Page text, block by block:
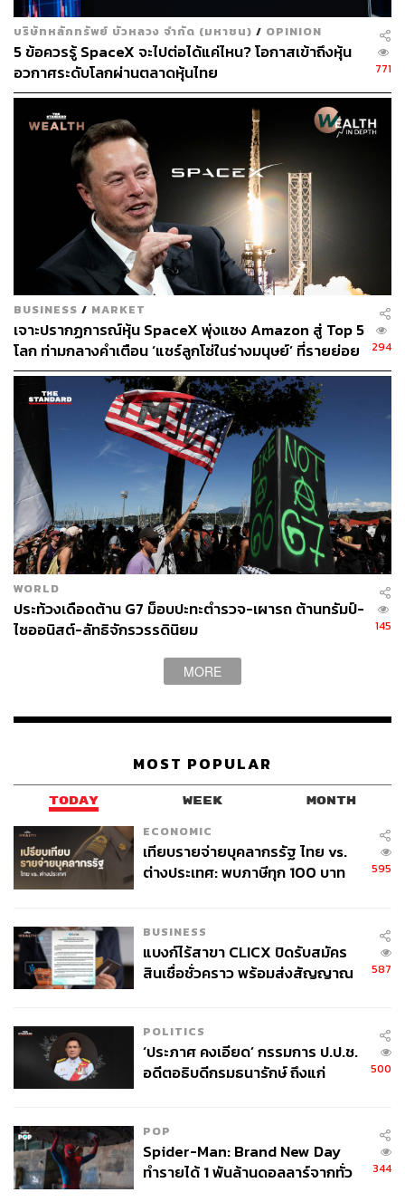
บริษัทหลักทรัพย์ บัวหลวง จำกัด (มหาชน) / OPINION
5 ข้อควรรู้ SpaceX จะไปต่อได้แค่ไหน? โอกาสเข้าถึงหุ้น
อวกาศระดับโลกผ่านตลาดหุ้นไทย
771
BUSINESS / MARKET
เจาะปรากฏการณ์หุ้น SpaceX พุ่งแซง Amazon สู่ Top 5
โลก ท่ามกลางคำเตือน ‘แชร์ลูกโซ่ในร่างมนุษย์’ ที่รายย่อย
ถูกบังคับให้เล่น
294
WORLD
ประท้วงเดือดต้าน G7 ม็อบปะทะตำรวจ-เผารถ ต้านทรัมป์-
ไซออนิสต์-ลัทธิจักรวรรดินิยม
145
MORE
MOST POPULAR
TODAY WEEK MONTH
ECONOMIC
เทียบรายจ่ายบุคลากรรัฐ ไทย vs.
ต่างประเทศ: พบภาษีทุก 100 บาท
595
BUSINESS
แบงก์ไร้สาขา CLICX ปิดรับสมัคร
สินเชื่อชั่วคราว พร้อมส่งสัญญาณ
587
POLITICS
‘ประภาศ คงเอียด’ กรรมการ ป.ป.ช.
อดีตอธิบดีกรมธนารักษ์ ถึงแก่
500
POP
Spider-Man: Brand New Day
ทำรายได้ 1 พันล้านดอลลาร์จากทั่ว
344